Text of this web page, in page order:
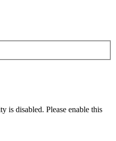
is disabled. Please enable this